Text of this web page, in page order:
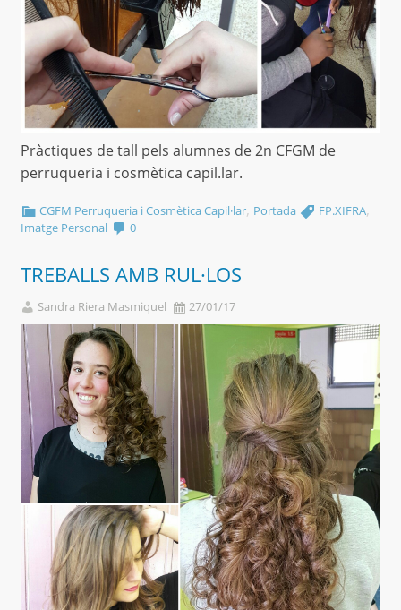
Pràctiques de tall pels alumnes de 2n CFGM de
perruqueria i cosmètica capil.lar.
CGFM Perruqueria i Cosmètica Capil·lar, Portada FP.XIFRA,
Imatge Personal 0
TREBALLS AMB RUL·LOS
Sandra Riera Masmiquel 27/01/17